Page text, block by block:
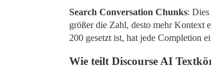
Search Conversation Chunks:
größer die Zahl, desto mehr Kontext
200 gesetzt ist, hat jede Completion
Wie teilt Discourse AI